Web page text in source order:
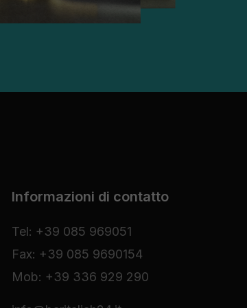
Informazioni di contatto
Tel: +39 085 969051
Fax: +39 085 9690154
Mob: +39 336 929 290